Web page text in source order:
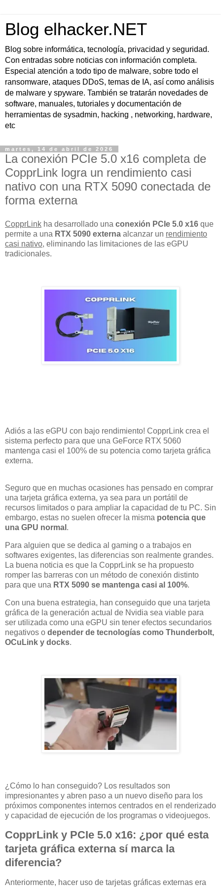
Blog elhacker.NET
Blog sobre informática, tecnología, privacidad y seguridad.
Con entradas sobre noticias con información completa.
Especial atención a todo tipo de malware, sobre todo el
ransomware, ataques DDoS, temas de IA, así como análisis
de malware y spyware. También se tratarán novedades de
software, manuales, tutoriales y documentación de
herramientas de sysadmin, hacking , networking, hardware,
etc
martes, 14 de abril de 2026
La conexión PCIe 5.0 x16 completa de
CopprLink logra un rendimiento casi
nativo con una RTX 5090 conectada de
forma externa
CopprLink ha desarrollado una conexión PCIe 5.0 x16 que
permite a una RTX 5090 externa alcanzar un rendimiento
casi nativo, eliminando las limitaciones de las eGPU
tradicionales.
Adiós a las eGPU con bajo rendimiento! CopprLink crea el
sistema perfecto para que una GeForce RTX 5060
mantenga casi el 100% de su potencia como tarjeta gráfica
externa.
Seguro que en muchas ocasiones has pensado en comprar
una tarjeta gráfica externa, ya sea para un portátil de
recursos limitados o para ampliar la capacidad de tu PC. Sin
embargo, estas no suelen ofrecer la misma potencia que
una GPU normal .
Para alguien que se dedica al gaming o a trabajos en
softwares exigentes, las diferencias son realmente grandes.
La buena noticia es que la CopprLink se ha propuesto
romper las barreras con un método de conexión distinto
para que una RTX 5090 se mantenga casi al 100%.
Con una buena estrategia, han conseguido que una tarjeta
gráfica de la generación actual de Nvidia sea viable para
ser utilizada como una eGPU sin tener efectos secundarios
negativos o depender de tecnologías como Thunderbolt,
OCuLink y docks.
¿Cómo lo han conseguido? Los resultados son
impresionantes y abren paso a un nuevo diseño para los
próximos componentes internos centrados en el renderizado
y capacidad de ejecución de los programas o videojuegos.
CopprLink y PCIe 5.0 x16: ¿por qué esta
tarjeta gráfica externa sí marca la
diferencia?
Anteriormente, hacer uso de tarjetas gráficas externas era